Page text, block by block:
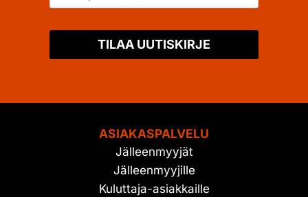
TILAA UUTISKIRJE
ASIAKASPALVELU
Jälleenmyyjät
Jälleenmyyjille
Kuluttaja-asiakkaille